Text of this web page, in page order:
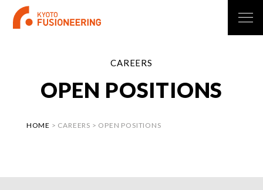
CAREERS
OPEN POSITIONS
HOME > CAREERS > OPEN POSITIONS